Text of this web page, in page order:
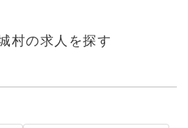
村の求人を探す